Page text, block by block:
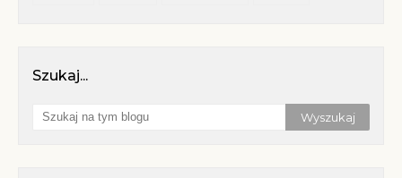
Szukaj...